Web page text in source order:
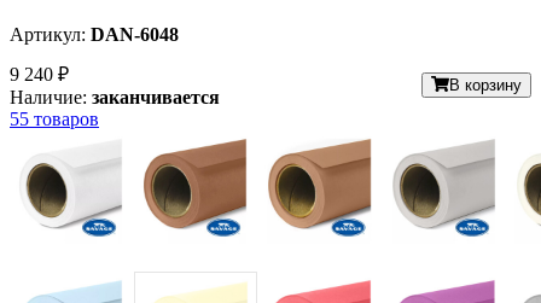
Артикул: DAN-6048
9 240 ₽
Наличие: заканчивается
В корзину
55 товаров